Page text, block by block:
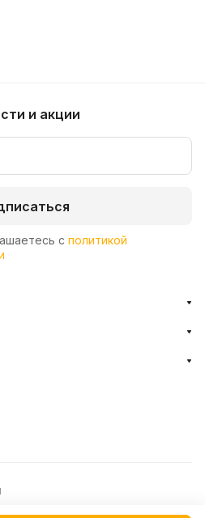
и акции
с политикой